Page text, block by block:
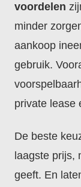
voordelen
minder
aankoop
gebruik.
private lease
De beste
laagste prijs,
geeft. En